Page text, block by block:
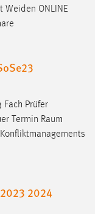
Weiden ONLINE
Fach Prüfer
Termin Raum
2024
Websites